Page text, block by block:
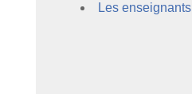
Les enseignants